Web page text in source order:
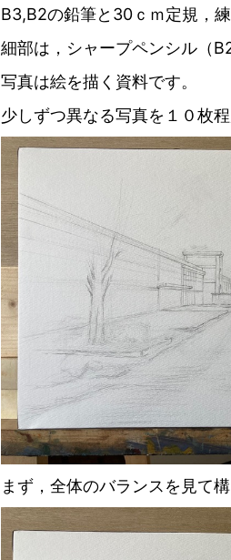
B3,B2の鉛筆と30ｃｍ定規，
細部は，シャープペンシル（
写真は絵を描く資料です。
少しずつ異なる写真を１０枚
まず，全体のバランスを見て